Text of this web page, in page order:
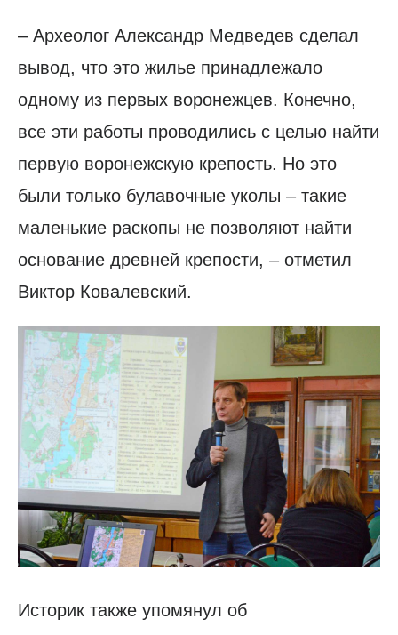
– Археолог Александр Медведев сделал
вывод, что это жилье принадлежало
одному из первых воронежцев. Конечно,
все эти работы проводились с целью найти
первую воронежскую крепость. Но это
были только булавочные уколы – такие
маленькие раскопы не позволяют найти
основание древней крепости, – отметил
Виктор Ковалевский.
Историк также упомянул об